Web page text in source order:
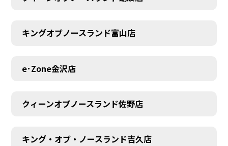
キングオブノースランド富山店
e･Zone金沢店
クィーンオブノースランド佐野店
キング・オブ・ノースランド吉久店